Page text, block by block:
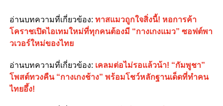
อ่านบทความที่เกี่ยวข้อง: ทาสแมวถูกใจสิ่งนี้! หอการค้า
โคราชเปิดไอเทมใหม่ที่ทุกคนต้องมี “กางเกงแมว” ซอฟต์พา
วเวอร์ใหม่ของไทย
อ่านบทความที่เกี่ยวข้อง: เคลมต่อไม่รอแล้วน้า! “กัมพูชา”
โพสต์ทวงคืน “กางเกงช้าง” พร้อมโชว์หลักฐานเด็ดที่ทำคน
ไทยอึ้ง!